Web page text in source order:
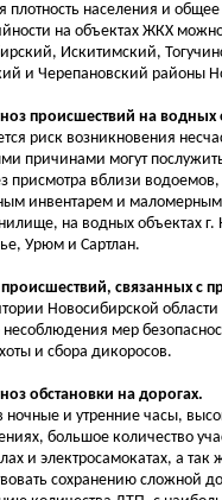
плотность населения и
на объектах ЖКХ
Искитимский,
и Черепановский районы
происшествий на водных
риск возникновения
причинами могут
присмотра вблизи
инвентарем и
на водных объектах
Урюм и Сартлан.
происшествий, связанных с
Новосибирской
мер
и сбора дикоросов.
обстановки на дорогах.
ночные и утренние часы,
большое количество
и электросамокатах, а так
сохранению сложной